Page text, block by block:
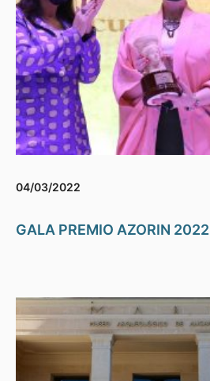
04/03/2022
GALA PREMIO AZORIN 2022